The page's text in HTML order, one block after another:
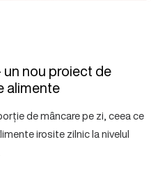
un nou proiect de
alimente
de mâncare pe zi, ceea ce
irosite zilnic la nivelul